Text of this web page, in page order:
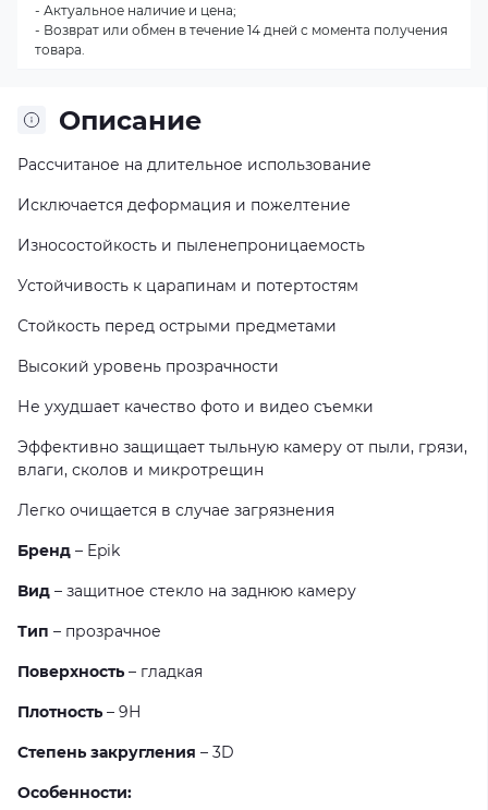
Описание
Рассчитаное на длительное использование
Исключается деформация и пожелтение
Износостойкость и пыленепроницаемость
Устойчивость к царапинам и потертостям
Стойкость перед острыми предметами
Высокий уровень прозрачности
Не ухудшает качество фото и видео съемки
Эффективно защищает тыльную камеру от пыли, грязи,
влаги, сколов и микротрещин
Легко очищается в случае загрязнения
Бренд – Epik
Вид – защитное стекло на заднюю камеру
Тип – прозрачное
Поверхность – гладкая
Плотность – 9Н
Степень закругления – 3D
Особенности:
- Актуальное наличие и цена;
- Возврат или обмен в течение 14 дней с момента получения
товара.